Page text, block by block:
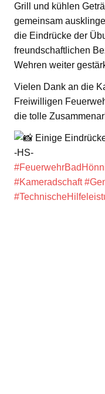
Grill und kühlen
gemeinsam
die Eindrücke der
freundschaftlichen
Wehren weiter
Vielen Dank an die
Freiwilligen
die tolle
Einige
-HS-
#Kameradschaft